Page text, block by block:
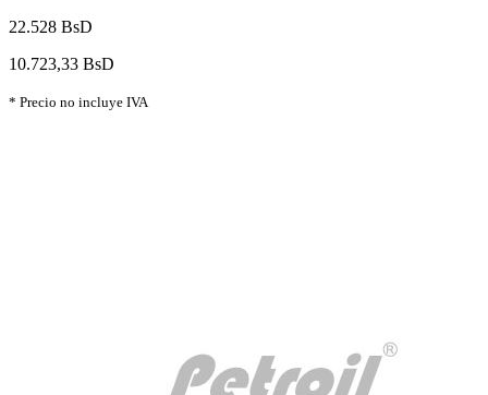
22.528 BsD
10.723,33 BsD
* Precio no incluye IVA